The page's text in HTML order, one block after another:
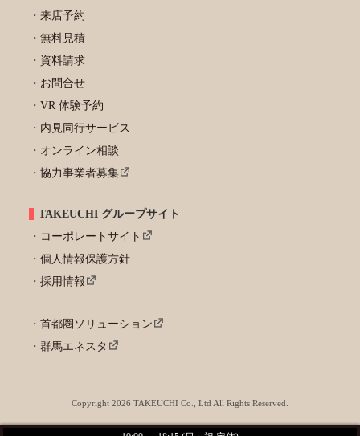
来店予約
無料見積
資料請求
お問合せ
VR 体験予約
内見同行サービス
オンライン相談
協力事業者募集
TAKEUCHI グループサイト
コーポレートサイト
個人情報保護方針
採用情報
首都圏ソリューション
群馬エネスタ
Copyright 2026 TAKEUCHI Co., Ltd All Rights Reserved.